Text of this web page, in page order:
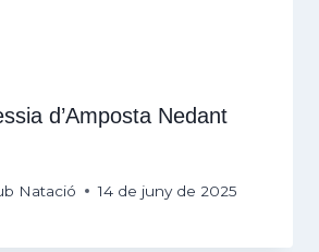
d’Amposta Nedant
Natació 14 de juny de 2025